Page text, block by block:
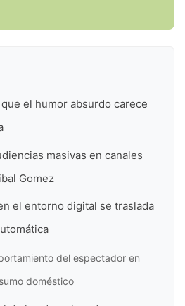
el humor absurdo carece
masivas en canales
Gomez
el entorno digital se traslada
del espectador en
doméstico